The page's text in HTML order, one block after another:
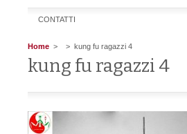
CONTATTI
Home > > kung fu ragazzi 4
kung fu ragazzi 4